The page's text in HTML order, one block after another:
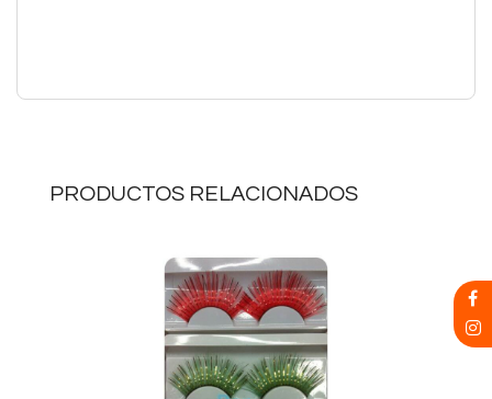
PRODUCTOS RELACIONADOS